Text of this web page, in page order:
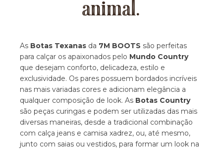
animal.
As Botas Texanas da 7M BOOTS são perfeitas
para calçar os apaixonados pelo Mundo Country
que desejam conforto, delicadeza, estilo e
exclusividade. Os pares possuem bordados incríveis
nas mais variadas cores e adicionam elegância a
qualquer composição de look. As Botas Country
são peças curingas e podem ser utilizadas das mais
diversas maneiras, desde a tradicional combinação
com calça jeans e camisa xadrez, ou, até mesmo,
junto com saias ou vestidos, para formar um look na